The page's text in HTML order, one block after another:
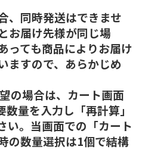
、同時発送はできませ
お届け先様が同じ場
っても商品によりお届け
ますので、あらかじめ
の場合は、カート画面
量を入力し「再計算」
い。当画面での「カート
の数量選択は1個で結構